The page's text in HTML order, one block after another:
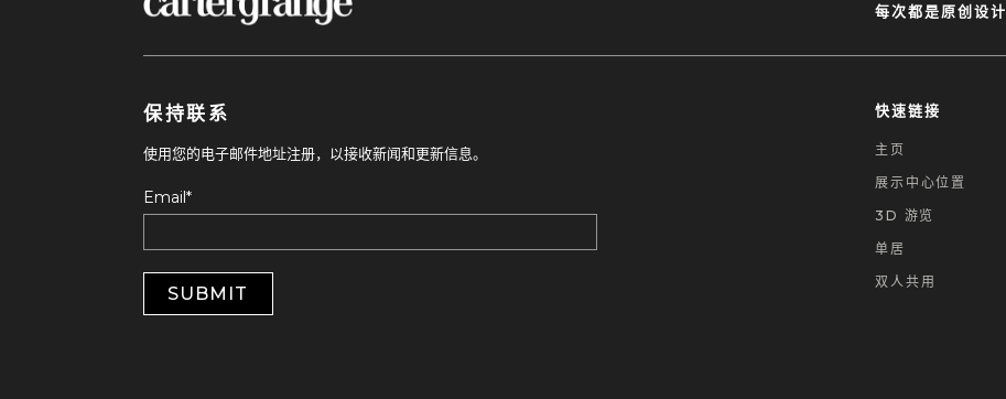
每次都是原创设计
保持联系
使用您的电子邮件地址注册，以接收新闻和更新信息。
Email*
快速链接
主页
展示中心位置
3D 游览
单居
双人共用